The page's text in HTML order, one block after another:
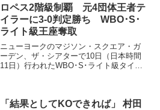
ロペス2階級制覇 元4団体王者テ
イラーに3-0判定勝ち WBO･S･
ライト級王座奪取
ニューヨークのマジソン・スクエア・ガ
ーデン、ザ・シアターで10日（日本時間
11日）行われたWBO･S･ライト級タイト
イト級統一...
「結果としてKOできれば」 村田